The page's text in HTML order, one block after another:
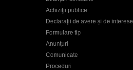
Achiziţii publice
Declaraţii de avere și de interese
Formulare tip
Anunţuri
Comunicate
Proceduri